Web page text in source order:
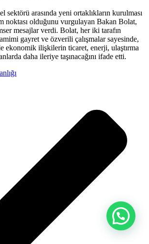
sektörü arasında yeni ortaklıkların kurulması
noktası olduğunu vurgulayan Bakan Bolat,
mesajlar verdi. Bolat, her iki tarafın
gayret ve özverili çalışmalar sayesinde,
ekonomik ilişkilerin ticaret, enerji, ulaştırma
daha ileriye taşınacağını ifade etti.